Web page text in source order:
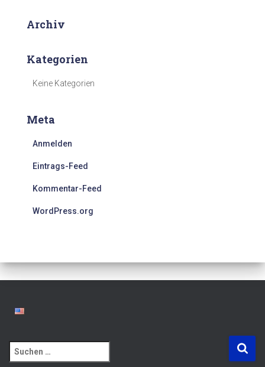
a
:
Archiv
Kategorien
Keine Kategorien
Meta
Anmelden
Eintrags-Feed
Kommentar-Feed
WordPress.org
u